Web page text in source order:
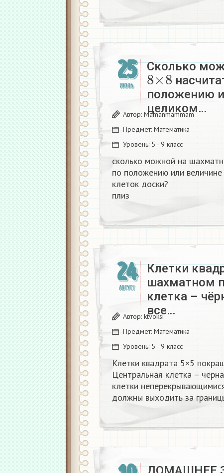
25
ИЮНЬ
Сколько
8×8
положению
целиком…
Автор: Mamanmammam
Предмет: Математика
Уровень: 5 - 9 класс
сколько можной на
по положению или
клеток доски?​
плиз​
24
АВГУСТ
Клетки
шахматном
клетка –
все…
Автор: ktvoksi
Предмет: Математика
Уровень: 5 - 9 класс
Клетки квадрата 5×5
Центральная клетка –
клетки
должны выходить за